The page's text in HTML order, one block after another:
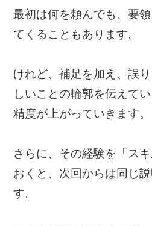
最初は何を頼んでも、要
てくることもあります。
けれど、補足を加え、誤
しいことの輪郭を伝えて
精度が上がっていきます。
さらに、その経験を「ス
おくと、次回からは同じ
す。